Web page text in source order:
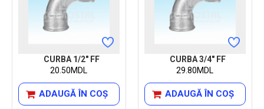
CURBA 1/2" FF
20.50MDL
ADAUGĂ ÎN COŞ
CURBA 3/4" FF
29.80MDL
ADAUGĂ ÎN COŞ